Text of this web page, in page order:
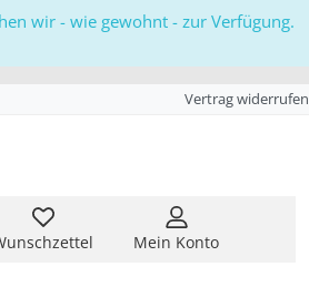
wir - wie gewohnt - zur Verfügung.
Vertrag widerrufen
Mein Konto